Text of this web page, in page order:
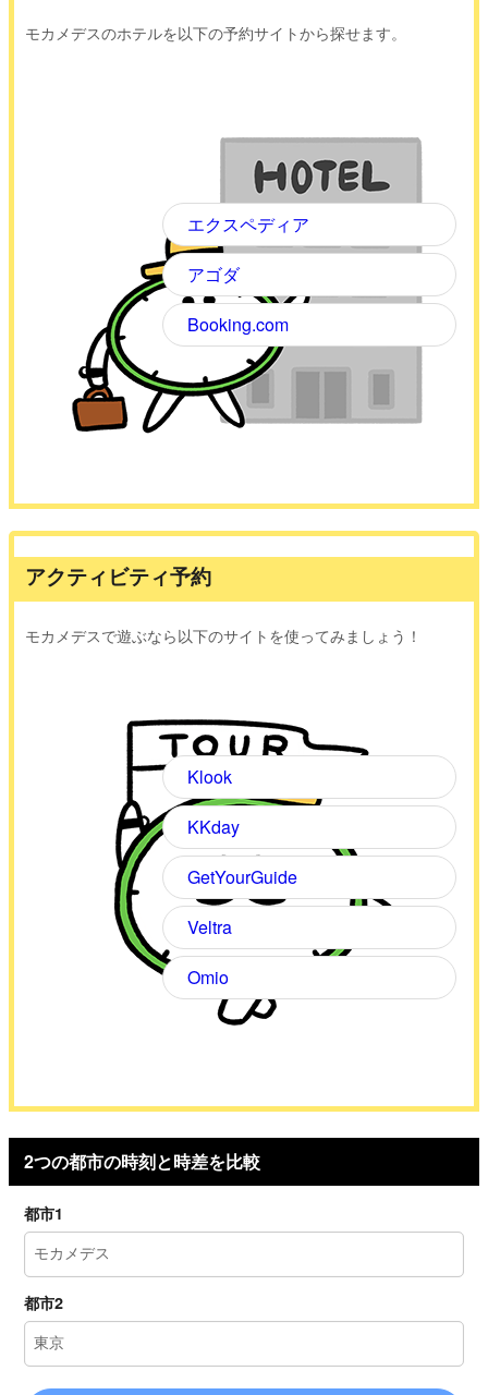
モカメデスのホテルを以下の予約サイトから探せます。
エクスペディア
アゴダ
Booking.com
アクティビティ予約
モカメデスで遊ぶなら以下のサイトを使ってみましょう！
Klook
KKday
GetYourGuide
Veltra
Omio
2つの都市の時刻と時差を比較
都市1
都市2